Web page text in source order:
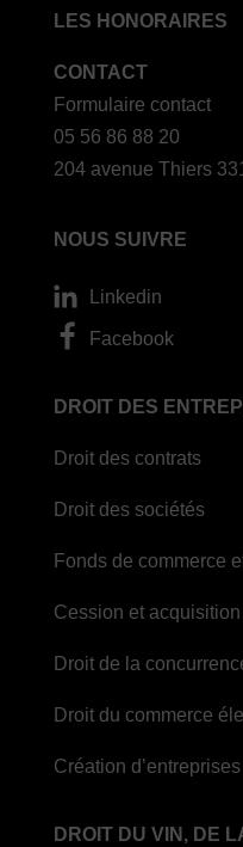
LES HONORAIRES
CONTACT
Formulaire contact
05 56 86 88 20
204 avenue Thiers
NOUS SUIVRE
Linkedin
Facebook
DROIT DES
Droit des contrats
Droit des sociétés
Fonds de commerce
Cession et
Droit de la
Droit du commerce
Création d’entreprises
DROIT DU VIN, DE